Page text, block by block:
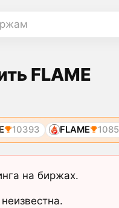
FLAME
10393 FLAME 10853
на биржах.
неизвестна.